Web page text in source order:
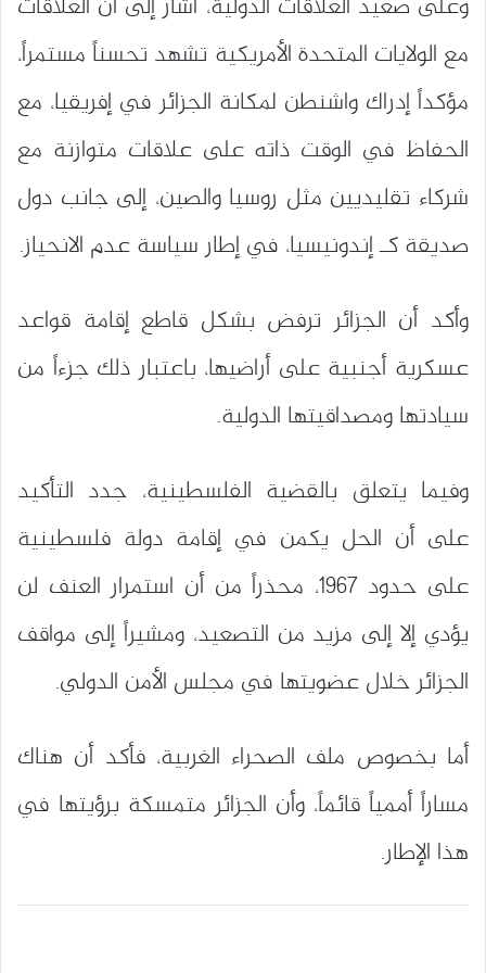
مع الولايات المتحدة الأمريكية تشهد تحسناً مستمراً،
مؤكداً إدراك واشنطن لمكانة الجزائر في إفريقيا، مع
الحفاظ في الوقت ذاته على علاقات متوازنة مع
شركاء تقليديين مثل روسيا والصين، إلى جانب دول
صديقة كـ إندونيسيا، في إطار سياسة عدم الانحياز.
وأكد أن الجزائر ترفض بشكل قاطع إقامة قواعد
عسكرية أجنبية على أراضيها، باعتبار ذلك جزءاً من
سيادتها ومصداقيتها الدولية.
وفيما يتعلق بالقضية الفلسطينية، جدد التأكيد
على أن الحل يكمن في إقامة دولة فلسطينية
على حدود 1967، محذراً من أن استمرار العنف لن
يؤدي إلا إلى مزيد من التصعيد، ومشيراً إلى مواقف
الجزائر خلال عضويتها في مجلس الأمن الدولي.
أما بخصوص ملف الصحراء الغربية، فأكد أن هناك
مساراً أممياً قائماً، وأن الجزائر متمسكة برؤيتها في
هذا الإطار.